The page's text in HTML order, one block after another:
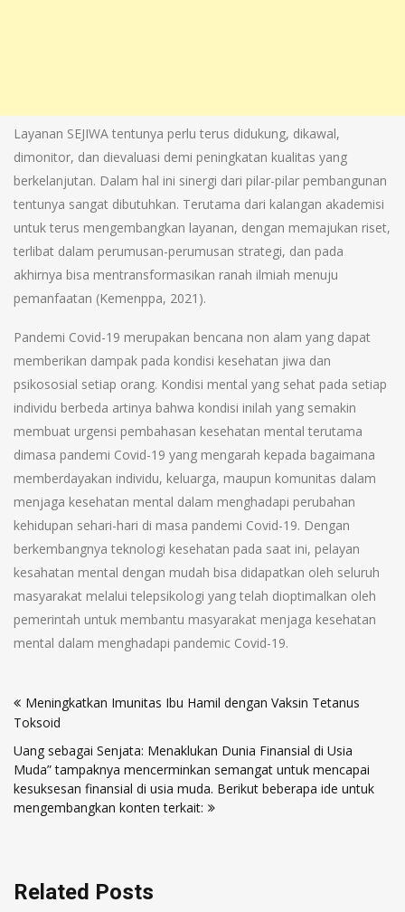
Layanan SEJIWA tentunya perlu terus didukung, dikawal,
dimonitor, dan dievaluasi demi peningkatan kualitas yang
berkelanjutan. Dalam hal ini sinergi dari pilar-pilar pembangunan
tentunya sangat dibutuhkan. Terutama dari kalangan akademisi
untuk terus mengembangkan layanan, dengan memajukan riset,
terlibat dalam perumusan-perumusan strategi, dan pada
akhirnya bisa mentransformasikan ranah ilmiah menuju
pemanfaatan (Kemenppa, 2021).
Pandemi Covid-19 merupakan bencana non alam yang dapat
memberikan dampak pada kondisi kesehatan jiwa dan
psikososial setiap orang. Kondisi mental yang sehat pada setiap
individu berbeda artinya bahwa kondisi inilah yang semakin
membuat urgensi pembahasan kesehatan mental terutama
dimasa pandemi Covid-19 yang mengarah kepada bagaimana
memberdayakan individu, keluarga, maupun komunitas dalam
menjaga kesehatan mental dalam menghadapi perubahan
kehidupan sehari-hari di masa pandemi Covid-19. Dengan
berkembangnya teknologi kesehatan pada saat ini, pelayan
kesahatan mental dengan mudah bisa didapatkan oleh seluruh
masyarakat melalui telepsikologi yang telah dioptimalkan oleh
pemerintah untuk membantu masyarakat menjaga kesehatan
mental dalam menghadapi pandemic Covid-19.
pos
Meningkatkan Imunitas Ibu Hamil dengan Vaksin Tetanus
Toksoid
Uang sebagai Senjata: Menaklukan Dunia Finansial di Usia
Muda” tampaknya mencerminkan semangat untuk mencapai
kesuksesan finansial di usia muda. Berikut beberapa ide untuk
mengembangkan konten terkait:
Related Posts